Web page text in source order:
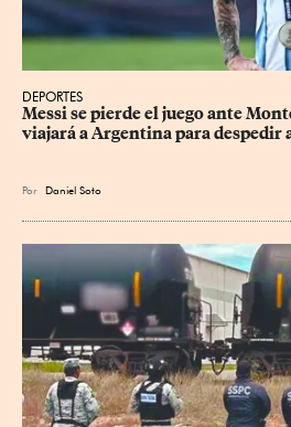
DEPORTES
Messi se pierde el juego ante
viajará a Argentina para despedir
Por Daniel Soto